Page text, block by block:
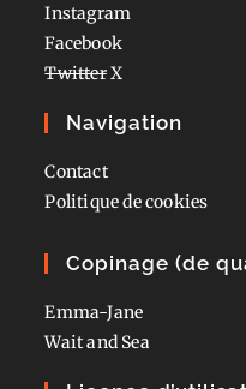
Instagram
Facebook
TwitterX
Navigation
Contact
Politique de cookies
Copinage (de
Emma-Jane
Wait and Sea